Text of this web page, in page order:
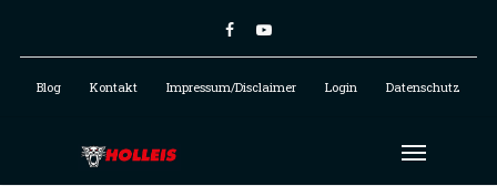
Blog Kontakt Impressum/Disclaimer Login Datenschutz